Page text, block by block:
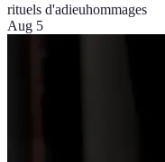
rituels d'adieuhommages
Aug 5